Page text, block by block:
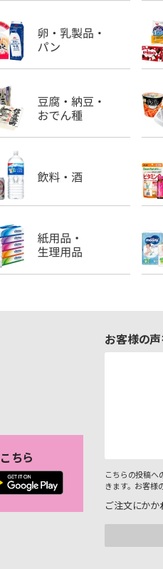
ちら
お客様の
こちらの投稿へ
きます。お客様
ご注文にか